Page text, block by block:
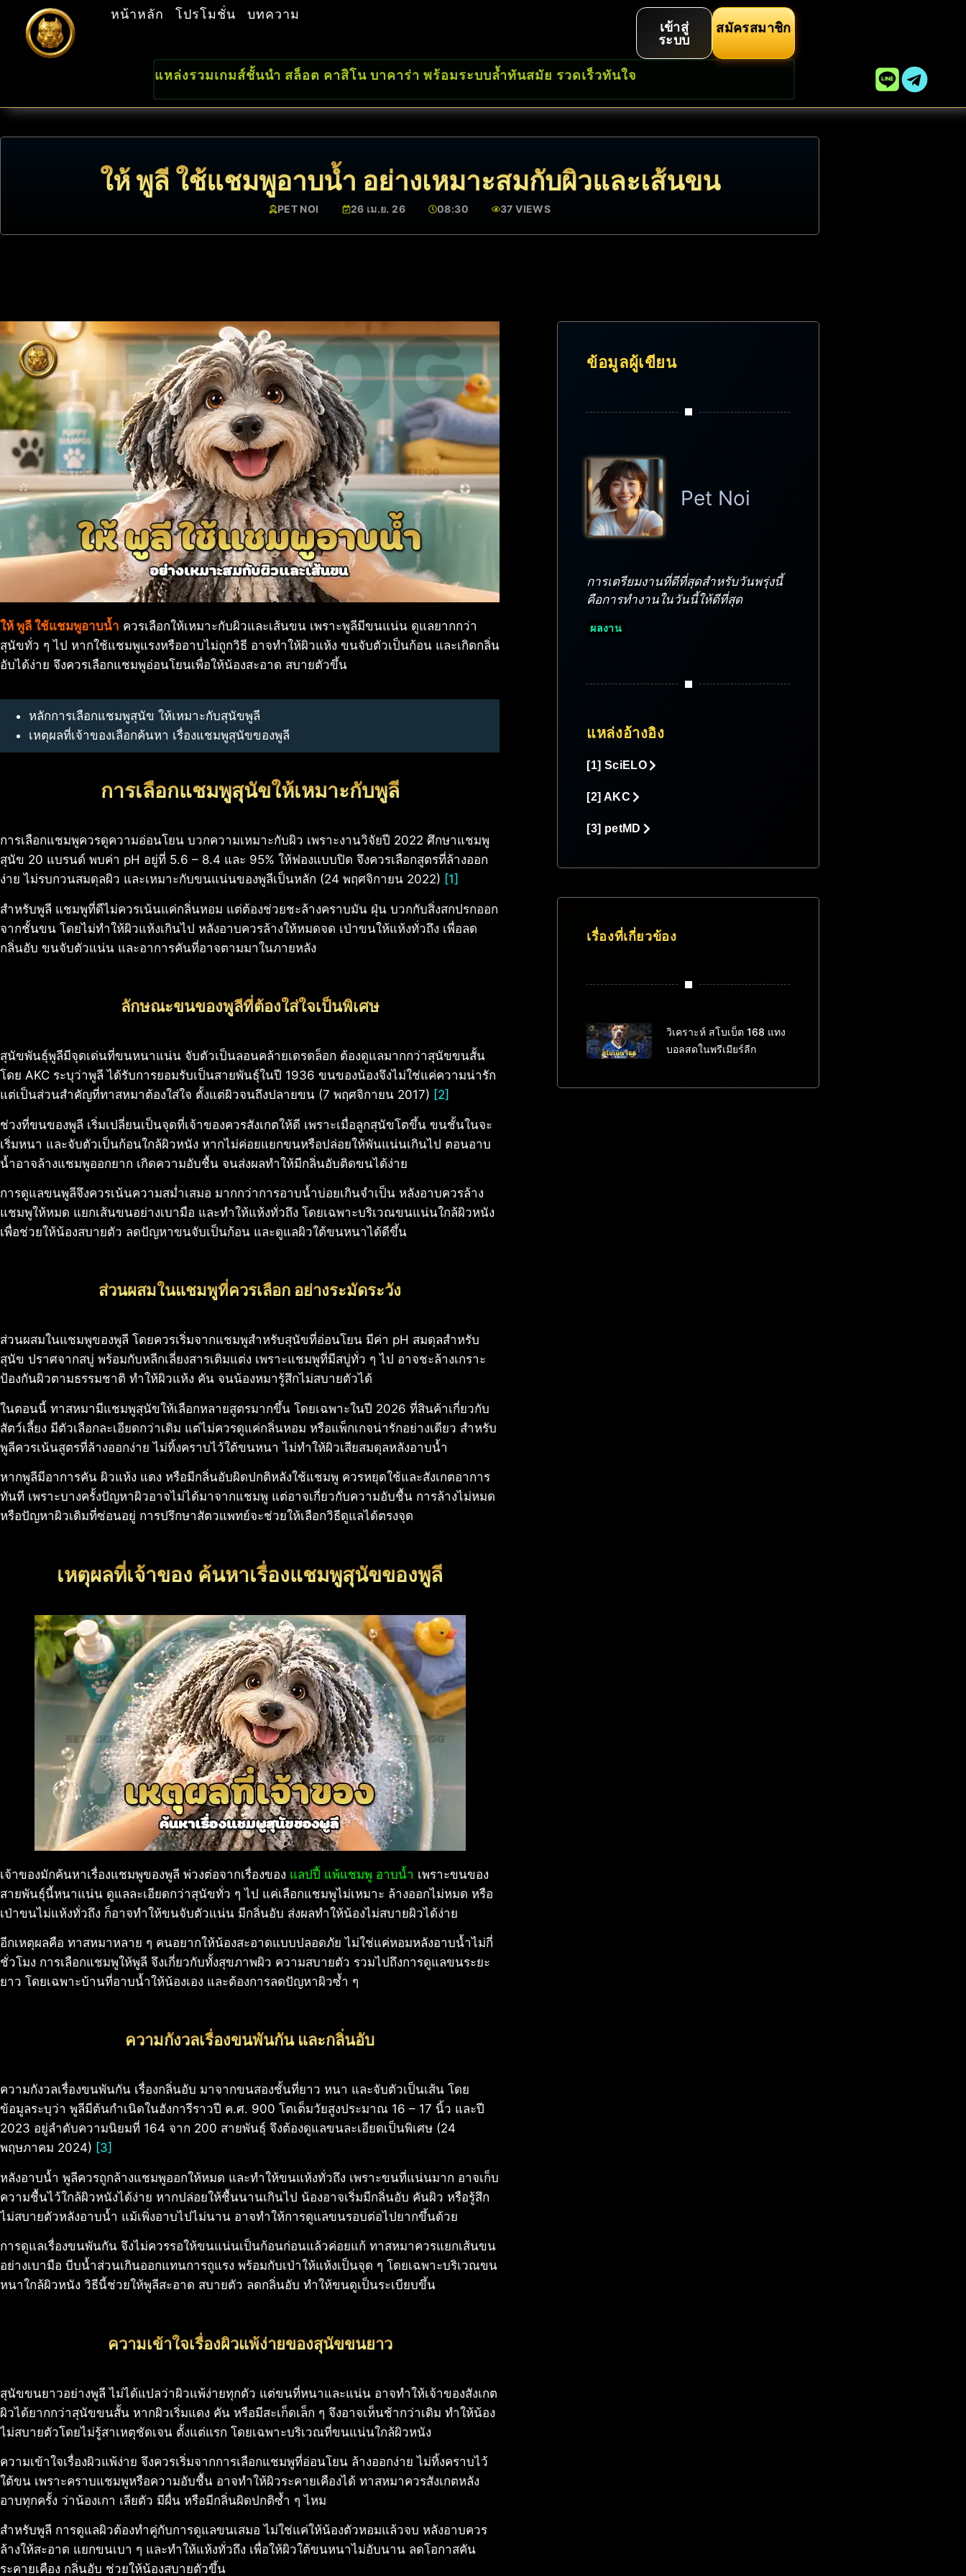
หน้าหลัก โปรโมชั่น บทความ
เข้าสู่
ระบบ
สมัครสมาชิก
แหล่งรวมเกมส์ชั้นนำ สล็อต คาสิโน บาคาร่า พร้อมระบบล้ำทันสมัย รวดเร็วทันใจ
ให้ พูลี ใช้แชมพูอาบน้ำ อย่างเหมาะสมกับผิวและเส้นขน
PET NOI 26 เม.ย. 26 08:30 37 VIEWS
ให้ พูลี ใช้แชมพูอาบน้ำ ควรเลือกให้เหมาะกับผิวและเส้นขน เพราะพูลีมีขนแน่น ดูแลยากกว่า
สุนัขทั่ว ๆ ไป หากใช้แชมพูแรงหรืออาบไม่ถูกวิธี อาจทำให้ผิวแห้ง ขนจับตัวเป็นก้อน และเกิดกลิ่น
อับได้ง่าย จึงควรเลือกแชมพูอ่อนโยนเพื่อให้น้องสะอาด สบายตัวขึ้น
หลักการเลือกแชมพูสุนัข ให้เหมาะกับสุนัขพูลี
เหตุผลที่เจ้าของเลือกค้นหา เรื่องแชมพูสุนัขของพูลี
การเลือกแชมพูสุนัขให้เหมาะกับพูลี
การเลือกแชมพูควรดูความอ่อนโยน บวกความเหมาะกับผิว เพราะงานวิจัยปี 2022 ศึกษาแชมพู
สุนัข 20 แบรนด์ พบค่า pH อยู่ที่ 5.6 – 8.4 และ 95% ให้ฟองแบบปิด จึงควรเลือกสูตรที่ล้างออก
ง่าย ไม่รบกวนสมดุลผิว และเหมาะกับขนแน่นของพูลีเป็นหลัก (24 พฤศจิกายน 2022) [1]
สำหรับพูลี แชมพูที่ดีไม่ควรเน้นแค่กลิ่นหอม แต่ต้องช่วยชะล้างคราบมัน ฝุ่น บวกกับสิ่งสกปรกออก
จากชั้นขน โดยไม่ทำให้ผิวแห้งเกินไป หลังอาบควรล้างให้หมดจด เป่าขนให้แห้งทั่วถึง เพื่อลด
กลิ่นอับ ขนจับตัวแน่น และอาการคันที่อาจตามมาในภายหลัง
ลักษณะขนของพูลีที่ต้องใส่ใจเป็นพิเศษ
สุนัขพันธุ์พูลีมีจุดเด่นที่ขนหนาแน่น จับตัวเป็นลอนคล้ายเดรดล็อก ต้องดูแลมากกว่าสุนัขขนสั้น
โดย AKC ระบุว่าพูลี ได้รับการยอมรับเป็นสายพันธุ์ในปี 1936 ขนของน้องจึงไม่ใช่แค่ความน่ารัก
แต่เป็นส่วนสำคัญที่ทาสหมาต้องใส่ใจ ตั้งแต่ผิวจนถึงปลายขน (7 พฤศจิกายน 2017) [2]
ช่วงที่ขนของพูลี เริ่มเปลี่ยนเป็นจุดที่เจ้าของควรสังเกตให้ดี เพราะเมื่อลูกสุนัขโตขึ้น ขนชั้นในจะ
เริ่มหนา และจับตัวเป็นก้อนใกล้ผิวหนัง หากไม่ค่อยแยกขนหรือปล่อยให้พันแน่นเกินไป ตอนอาบ
น้ำอาจล้างแชมพูออกยาก เกิดความอับชื้น จนส่งผลทำให้มีกลิ่นอับติดขนได้ง่าย
การดูแลขนพูลีจึงควรเน้นความสม่ำเสมอ มากกว่าการอาบน้ำบ่อยเกินจำเป็น หลังอาบควรล้าง
แชมพูให้หมด แยกเส้นขนอย่างเบามือ และทำให้แห้งทั่วถึง โดยเฉพาะบริเวณขนแน่นใกล้ผิวหนัง
เพื่อช่วยให้น้องสบายตัว ลดปัญหาขนจับเป็นก้อน และดูแลผิวใต้ขนหนาได้ดีขึ้น
ส่วนผสมในแชมพูที่ควรเลือก อย่างระมัดระวัง
ส่วนผสมในแชมพูของพูลี โดยควรเริ่มจากแชมพูสำหรับสุนัขที่อ่อนโยน มีค่า pH สมดุลสำหรับ
สุนัข ปราศจากสบู่ พร้อมกับหลีกเลี่ยงสารเติมแต่ง เพราะแชมพูที่มีสบู่ทั่ว ๆ ไป อาจชะล้างเกราะ
ป้องกันผิวตามธรรมชาติ ทำให้ผิวแห้ง คัน จนน้องหมารู้สึกไม่สบายตัวได้
ในตอนนี้ ทาสหมามีแชมพูสุนัขให้เลือกหลายสูตรมากขึ้น โดยเฉพาะในปี 2026 ที่สินค้าเกี่ยวกับ
สัตว์เลี้ยง มีตัวเลือกละเอียดกว่าเดิม แต่ไม่ควรดูแค่กลิ่นหอม หรือแพ็กเกจน่ารักอย่างเดียว สำหรับ
พูลีควรเน้นสูตรที่ล้างออกง่าย ไม่ทิ้งคราบไว้ใต้ขนหนา ไม่ทำให้ผิวเสียสมดุลหลังอาบน้ำ
หากพูลีมีอาการคัน ผิวแห้ง แดง หรือมีกลิ่นอับผิดปกติหลังใช้แชมพู ควรหยุดใช้และสังเกตอาการ
ทันที เพราะบางครั้งปัญหาผิวอาจไม่ได้มาจากแชมพู แต่อาจเกี่ยวกับความอับชื้น การล้างไม่หมด
หรือปัญหาผิวเดิมที่ซ่อนอยู่ การปรึกษาสัตวแพทย์จะช่วยให้เลือกวิธีดูแลได้ตรงจุด
เหตุผลที่เจ้าของ ค้นหาเรื่องแชมพูสุนัขของพูลี
เจ้าของมักค้นหาเรื่องแชมพูของพูลี พ่วงต่อจากเรื่องของ แลปปี้ แพ้แชมพู อาบน้ำ เพราะขนของ
สายพันธุ์นี้หนาแน่น ดูแลละเอียดกว่าสุนัขทั่ว ๆ ไป แค่เลือกแชมพูไม่เหมาะ ล้างออกไม่หมด หรือ
เป่าขนไม่แห้งทั่วถึง ก็อาจทำให้ขนจับตัวแน่น มีกลิ่นอับ ส่งผลทำให้น้องไม่สบายผิวได้ง่าย
อีกเหตุผลคือ ทาสหมาหลาย ๆ คนอยากให้น้องสะอาดแบบปลอดภัย ไม่ใช่แค่หอมหลังอาบน้ำไม่กี่
ชั่วโมง การเลือกแชมพูให้พูลี จึงเกี่ยวกับทั้งสุขภาพผิว ความสบายตัว รวมไปถึงการดูแลขนระยะ
ยาว โดยเฉพาะบ้านที่อาบน้ำให้น้องเอง และต้องการลดปัญหาผิวซ้ำ ๆ
ความกังวลเรื่องขนพันกัน และกลิ่นอับ
ความกังวลเรื่องขนพันกัน เรื่องกลิ่นอับ มาจากขนสองชั้นที่ยาว หนา และจับตัวเป็นเส้น โดย
ข้อมูลระบุว่า พูลีมีต้นกำเนิดในฮังการีราวปี ค.ศ. 900 โตเต็มวัยสูงประมาณ 16 – 17 นิ้ว และปี
2023 อยู่ลำดับความนิยมที่ 164 จาก 200 สายพันธุ์ จึงต้องดูแลขนละเอียดเป็นพิเศษ (24
พฤษภาคม 2024) [3]
หลังอาบน้ำ พูลีควรถูกล้างแชมพูออกให้หมด และทำให้ขนแห้งทั่วถึง เพราะขนที่แน่นมาก อาจเก็บ
ความชื้นไว้ใกล้ผิวหนังได้ง่าย หากปล่อยให้ชื้นนานเกินไป น้องอาจเริ่มมีกลิ่นอับ คันผิว หรือรู้สึก
ไม่สบายตัวหลังอาบน้ำ แม้เพิ่งอาบไปไม่นาน อาจทำให้การดูแลขนรอบต่อไปยากขึ้นด้วย
การดูแลเรื่องขนพันกัน จึงไม่ควรรอให้ขนแน่นเป็นก้อนก่อนแล้วค่อยแก้ ทาสหมาควรแยกเส้นขน
อย่างเบามือ บีบน้ำส่วนเกินออกแทนการถูแรง พร้อมกับเป่าให้แห้งเป็นจุด ๆ โดยเฉพาะบริเวณขน
หนาใกล้ผิวหนัง วิธีนี้ช่วยให้พูลีสะอาด สบายตัว ลดกลิ่นอับ ทำให้ขนดูเป็นระเบียบขึ้น
ความเข้าใจเรื่องผิวแพ้ง่ายของสุนัขขนยาว
สุนัขขนยาวอย่างพูลี ไม่ได้แปลว่าผิวแพ้ง่ายทุกตัว แต่ขนที่หนาและแน่น อาจทำให้เจ้าของสังเกต
ผิวได้ยากกว่าสุนัขขนสั้น หากผิวเริ่มแดง คัน หรือมีสะเก็ดเล็ก ๆ จึงอาจเห็นช้ากว่าเดิม ทำให้น้อง
ไม่สบายตัวโดยไม่รู้สาเหตุชัดเจน ตั้งแต่แรก โดยเฉพาะบริเวณที่ขนแน่นใกล้ผิวหนัง
ความเข้าใจเรื่องผิวแพ้ง่าย จึงควรเริ่มจากการเลือกแชมพูที่อ่อนโยน ล้างออกง่าย ไม่ทิ้งคราบไว้
ใต้ขน เพราะคราบแชมพูหรือความอับชื้น อาจทำให้ผิวระคายเคืองได้ ทาสหมาควรสังเกตหลัง
อาบทุกครั้ง ว่าน้องเกา เลียตัว มีผื่น หรือมีกลิ่นผิดปกติซ้ำ ๆ ไหม
สำหรับพูลี การดูแลผิวต้องทำคู่กับการดูแลขนเสมอ ไม่ใช่แค่ให้น้องตัวหอมแล้วจบ หลังอาบควร
ล้างให้สะอาด แยกขนเบา ๆ และทำให้แห้งทั่วถึง เพื่อให้ผิวใต้ขนหนาไม่อับนาน ลดโอกาสคัน
ระคายเคือง กลิ่นอับ ช่วยให้น้องสบายตัวขึ้น
ข้อมูลผู้เขียน
Pet Noi
การเตรียมงานที่ดีที่สุดสำหรับวันพรุ่งนี้
คือการทำงานในวันนี้ให้ดีที่สุด
ผลงาน
แหล่งอ้างอิง
[1] SciELO
[2] AKC
[3] petMD
เรื่องที่เกี่ยวข้อง
วิเคราะห์ สโบเบ็ต 168 แทง
บอลสดในพรีเมียร์ลีก